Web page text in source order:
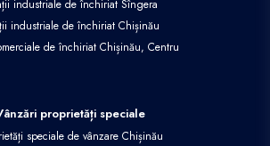
industriale de închiriat Sîngera
industriale de închiriat Chișinău
de închiriat Chișinău, Centru
proprietăți speciale
speciale de vânzare Chișinău